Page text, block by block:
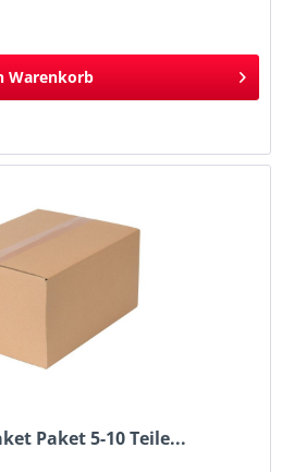
Warenkorb
Paket 5-10 Teile...